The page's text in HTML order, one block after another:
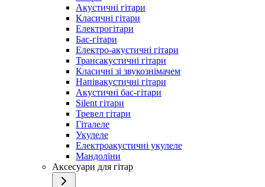
Акустичні гітари
Класичні гітари
Електрогітари
Бас-гітари
Електро-акустичні гітари
Трансакустичні гітари
Класичні зі звукознімачем
Напівакустичні гітари
Акустичні бас-гітари
Silent гітари
Тревел гітари
Гіталеле
Укулеле
Електроакустичні укулеле
Мандоліни
Аксесуари для гітар